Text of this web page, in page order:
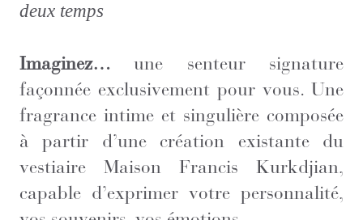
deux temps
Imaginez…une senteur signature
façonnée exclusivement pour vous. Une
fragrance intime et singulière composée
à partir d’une création existante du
vestiaire Maison Francis Kurkdjian,
capable d’exprimer votre personnalité,